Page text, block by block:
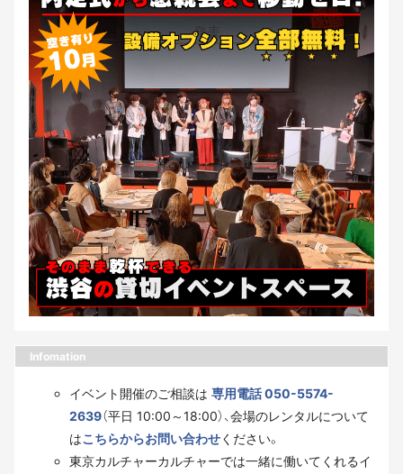
Infomation
イベント開催のご相談は 専用電話 050-5574-
2639（平日 10:00～18:00）、会場のレンタルについて
はこちらからお問い合わせください。
東京カルチャーカルチャーでは一緒に働いてくれるイ